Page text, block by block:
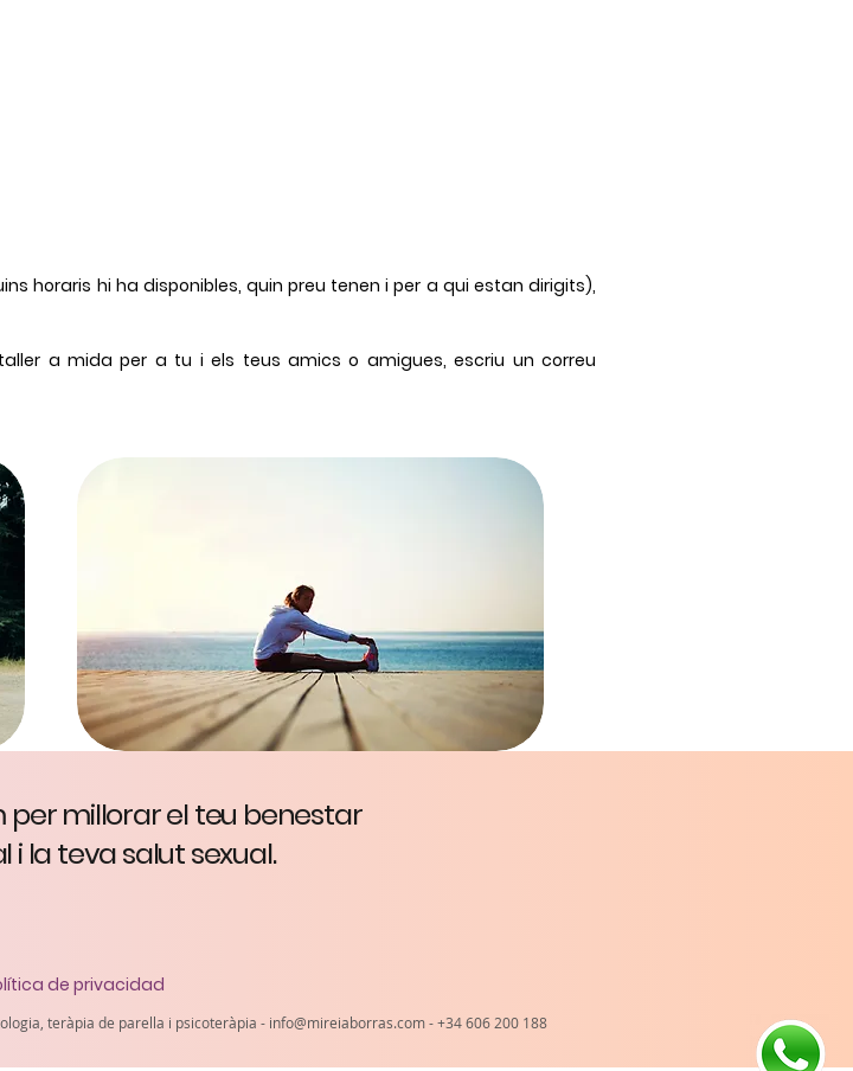
horaris hi ha disponibles, quin preu tenen i per a qui estan dirigits),
a mida per a tu i els teus amics o amigues, escriu un correu
- +34 606 200 188
per millorar el teu benestar
i la teva salut sexual.
de privacidad
teràpia de parella i psicoteràpia - info@mireiaborras.com- +34 606 200 188